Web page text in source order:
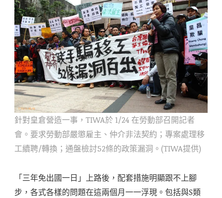
針對皇倉營造一事，TIWA於 1/24 在勞動部召開記者
會。要求勞動部嚴懲雇主、仲介非法契約；專案處理移
工續聘/轉換；通盤檢討52條的政策漏洞。(TIWA提供)
「三年免出國一日」上路後，配套措施明顯跟不上腳
步，各式各樣的問題在這兩個月一一浮現。包括與S類